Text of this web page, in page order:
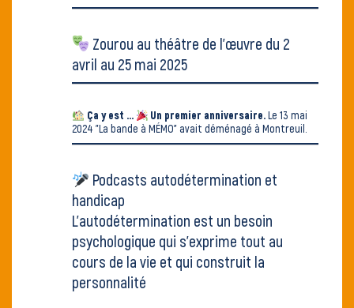
Zourou au théâtre de l'œuvre du 2
avril au 25 mai 2025
Ça y est ... Un premier anniversaire.Le 13 mai
2024 "La bande à MÉMO" avait déménagé à Montreuil.
Podcasts autodétermination et
handicap
L’autodétermination est un besoin
psychologique qui s’exprime tout au
cours de la vie et qui construit la
personnalité